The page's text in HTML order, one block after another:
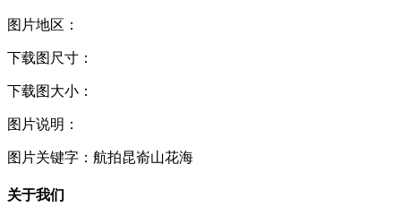
图片地区：
下载图尺寸：
下载图大小：
图片说明：
图片关键字： 航拍昆嵛山花海
关于我们